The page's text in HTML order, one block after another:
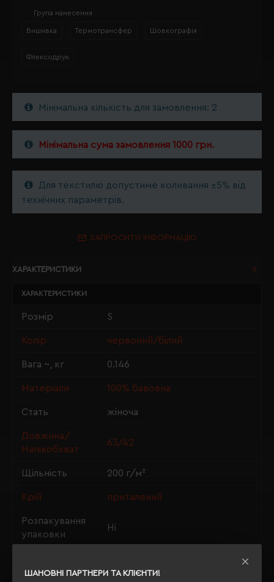
ШАНОВНІ ПАРТНЕРИ ТА КЛІЄНТИ!
Група нанесення
Вишивка Термотрансфер Шовкографія
Флексодрук
Мінімальна кількість для замовлення: 2
Мінімальна сума замовлення 1000 грн.
Для текстилю допустиме коливання ±5% від
технічних параметрів.
ЗАПРОСИТИ ІНФОРМАЦІЮ
ХАРАКТЕРИСТИКИ
ХАРАКТЕРИСТИКИ
Розмір S
Колір червоний/білий
Вага ~, кг 0.146
Матеріали 100% бавовна
Стать жіноча
Довжина/
Напівобхват
63/42
Щільність 200 г/м²
Крій приталений
Розпакування
упаковки
Ні
PETA-Approved Vegan